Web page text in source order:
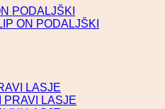
PODALJŠKI
ON PODALJŠKI
LASJE
PRAVI LASJE